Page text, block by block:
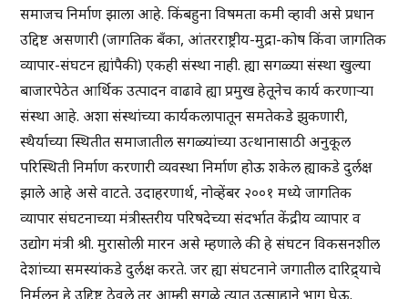
समाजच निर्माण झाला आहे. किंबहुना विषमता कमी व्हावी असे प्रधान
उद्दिष्ट असणारी (जागतिक बँका, आंतरराष्ट्रीय-मुद्रा-कोष किंवा जागतिक
व्यापार-संघटन ह्यांपैकी) एकही संस्था नाही. ह्या सगळ्या संस्था खुल्या
बाजारपेठेत आर्थिक उत्पादन वाढावे ह्या प्रमुख हेतूनेच कार्य करणाऱ्या
संस्था आहे. अशा संस्थांच्या कार्यकलापातून समतेकडे झुकणारी,
स्थैर्याच्या स्थितीत समाजातील सगळ्यांच्या उत्थानासाठी अनुकूल
परिस्थिती निर्माण करणारी व्यवस्था निर्माण होऊ शकेल ह्याकडे दुर्लक्ष
झाले आहे असे वाटते. उदाहरणार्थ, नोव्हेंबर २००१ मध्ये जागतिक
व्यापार संघटनाच्या मंत्रीस्तरीय परिषदेच्या संदर्भात केंद्रीय व्यापार व
उद्योग मंत्री श्री. मुरासोली मारन असे म्हणाले की हे संघटन विकसनशील
देशांच्या समस्यांकडे दुर्लक्ष करते. जर ह्या संघटनाने जगातील दारिद्र्याचे
निर्मूलन हे उद्दिष्ट ठेवले तर आम्ही सगळे त्यात उत्साहाने भाग घेऊ.